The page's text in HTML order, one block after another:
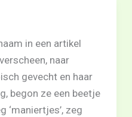
in een artikel
naar
gevecht en haar
begon ze een beetje
‘maniertjes’, zeg